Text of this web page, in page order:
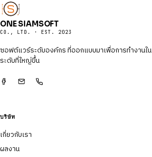
ONE SIAMSOFT
CO., LTD. · EST. 2023
ซอฟต์แวร์ระดับองค์กร ที่ออกแบบมาเพื่อการทำงานใน
ระดับที่ใหญ่ขึ้น
บริษัท
เกี่ยวกับเรา
ผลงาน